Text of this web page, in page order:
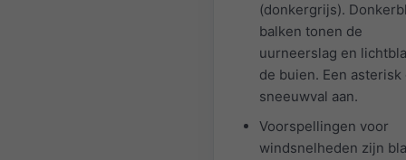
(donkergrijs).
balken tonen de
uurneerslag en
de buien. Een
sneeuwval aan.
Voorspellingen voor
windsnelheden zijn